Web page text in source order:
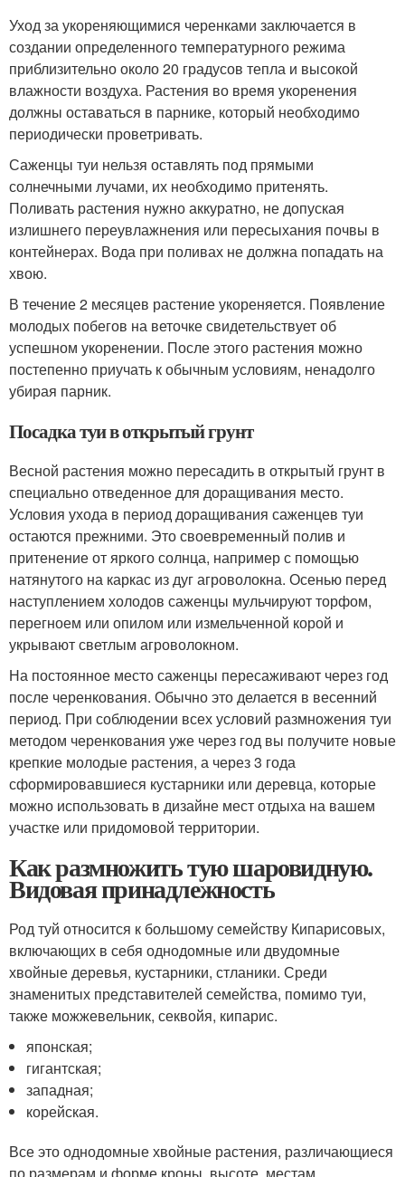
Уход за укореняющимися черенками заключается в
создании определенного температурного режима
приблизительно около 20 градусов тепла и высокой
влажности воздуха. Растения во время укоренения
должны оставаться в парнике, который необходимо
периодически проветривать.
Саженцы туи нельзя оставлять под прямыми
солнечными лучами, их необходимо притенять.
Поливать растения нужно аккуратно, не допуская
излишнего переувлажнения или пересыхания почвы в
контейнерах. Вода при поливах не должна попадать на
хвою.
В течение 2 месяцев растение укореняется. Появление
молодых побегов на веточке свидетельствует об
успешном укоренении. После этого растения можно
постепенно приучать к обычным условиям, ненадолго
убирая парник.
Посадка туи в открытый грунт
Весной растения можно пересадить в открытый грунт в
специально отведенное для доращивания место.
Условия ухода в период доращивания саженцев туи
остаются прежними. Это своевременный полив и
притенение от яркого солнца, например с помощью
натянутого на каркас из дуг агроволокна. Осенью перед
наступлением холодов саженцы мульчируют торфом,
перегноем или опилом или измельченной корой и
укрывают светлым агроволокном.
На постоянное место саженцы пересаживают через год
после черенкования. Обычно это делается в весенний
период. При соблюдении всех условий размножения туи
методом черенкования уже через год вы получите новые
крепкие молодые растения, а через 3 года
сформировавшиеся кустарники или деревца, которые
можно использовать в дизайне мест отдыха на вашем
участке или придомовой территории.
Как размножить тую шаровидную.
Видовая принадлежность
Род туй относится к большому семейству Кипарисовых,
включающих в себя однодомные или двудомные
хвойные деревья, кустарники, стланики. Среди
знаменитых представителей семейства, помимо туи,
также можжевельник, секвойя, кипарис.
японская;
гигантская;
западная;
корейская.
Все это однодомные хвойные растения, различающиеся
по размерам и форме кроны, высоте, местам